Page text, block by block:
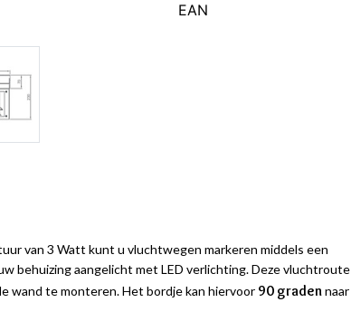
EAN
van 3 Watt kunt u vluchtwegen markeren middels een
behuizing aangelicht met LED verlichting. Deze vluchtroute
wand te monteren. Het bordje kan hiervoor 90 gradennaar